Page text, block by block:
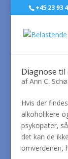
+45 23 93
Diagnose
afAnn C.
Hvis der
alkoholikere
psykopater,
det kan de
omverdenen,